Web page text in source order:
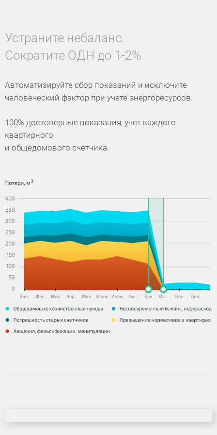
Устраните небаланс.
Сократите ОДН до 1-2%
Автоматизируйте сбор показаний и исключите
человеческий фактор при учете энергоресурсов.
100% достоверные показания, учет каждого
квартирного
и общедомового счетчика.